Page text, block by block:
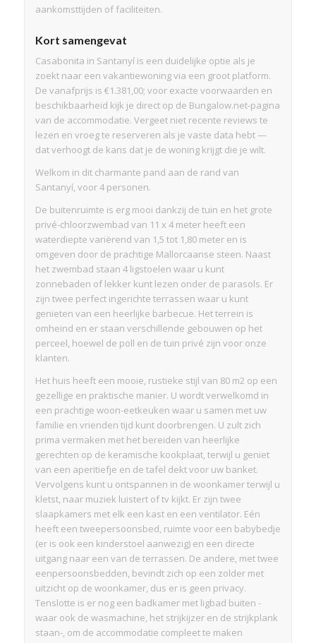
aankomsttijden of faciliteiten.
Kort samengevat
Casabonita in Santanyí is een duidelijke optie als je
zoekt naar een vakantiewoning via een groot platform.
De vanafprijs is €1.381,00; voor exacte voorwaarden en
beschikbaarheid kijk je direct op de Bungalow.net-pagina
van de accommodatie. Vergeet niet recente reviews te
lezen en vroeg te reserveren als je vaste data hebt —
dat verhoogt de kans dat je de woning krijgt die je wilt.
Welkom in dit charmante pand aan de rand van
Santanyí, voor 4 personen.
De buitenruimte is erg mooi dankzij de tuin en het grote
privé-chloorzwembad van 11 x 4 meter heeft een
waterdiepte variërend van 1,5 tot 1,80 meter en is
omgeven door de prachtige Mallorcaanse steen. Naast
het zwembad staan 4 ligstoelen waar u kunt
zonnebaden of lekker kunt lezen onder de parasols. Er
zijn twee perfect ingerichte terrassen waar u kunt
genieten van een heerlijke barbecue. Het terrein is
omheind en er staan verschillende gebouwen op het
perceel, hoewel de poll en de tuin privé zijn voor onze
klanten.
Het huis heeft een mooie, rustieke stijl van 80 m2 op een
gezellige en praktische manier. U wordt verwelkomd in
een prachtige woon-eetkeuken waar u samen met uw
familie en vrienden tijd kunt doorbrengen. U zult zich
prima vermaken met het bereiden van heerlijke
gerechten op de keramische kookplaat, terwijl u geniet
van een aperitiefje en de tafel dekt voor uw banket.
Vervolgens kunt u ontspannen in de woonkamer terwijl u
kletst, naar muziek luistert of tv kijkt. Er zijn twee
slaapkamers met elk een kast en een ventilator. Eén
heeft een tweepersoonsbed, ruimte voor een babybedje
(er is ook een kinderstoel aanwezig) en een directe
uitgang naar een van de terrassen. De andere, met twee
eenpersoonsbedden, bevindt zich op een zolder met
uitzicht op de woonkamer, dus er is geen privacy.
Tenslotte is er nog een badkamer met ligbad buiten -
waar ook de wasmachine, het strijkijzer en de strijkplank
staan-, om de accommodatie compleet te maken